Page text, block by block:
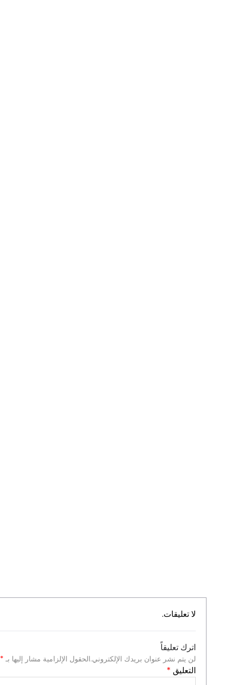
لا تعليقات.
اترك تعليقاً
لن يتم نشر عنوان بريدك الإلكتروني.الحقول الإلزامية مشار إليها بـ *
التعليق *